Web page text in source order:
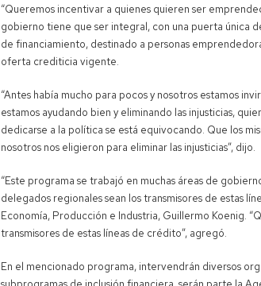
“Queremos incentivar a quienes quieren ser
gobierno tiene que ser integral, con una puerta única
de financiamiento, destinado a personas
oferta crediticia vigente.
“Antes había mucho para pocos y nosotros estamos
estamos ayudando bien y eliminando las injusticias,
dedicarse a la política se está equivocando. Que los
nosotros nos eligieron para eliminar las injusticias”, dijo.
“Este programa se trabajó en muchas áreas de
delegados regionales sean los transmisores de estas
Economía, Producción e Industria, Guillermo Koenig.
transmisores de estas líneas de crédito”, agregó.
En el mencionado programa, intervendrán diversos